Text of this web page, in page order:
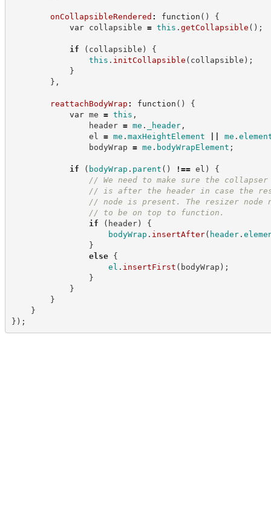
onCollapsibleRendered : function ( )
{
var collapsible = this . getCollapsible ( ) ;
if ( collapsible )
{
this . initCollapsible ( collapsible ) ;
}
} ,
reattachBodyWrap : function ( )
{
var me = this ,
header = me . _header,
el = me . maxHeightElement me .
bodyWrap = me . bodyWrapElement ;
if ( bodyWrap . parent ( ) !== el )
{
// We need to make sure the collapser
// is after the header in case the
// node is present. The resizer node
// to be on top to function.
if
( header)
{
bodyWrap . insertAfter( header.
}
else
{
el . insertFirst ( bodyWrap ) ;
}
}
}
}
} ) ;